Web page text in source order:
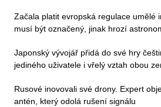
Začala platit evropská regulace umělé
musí být označený, jinak hrozí
Japonský vývojář přidá do své hry
jediného uživatele i vřelý vztah obou
Rusové inovovali své drony. Expert
antén, který odolá rušení signálu